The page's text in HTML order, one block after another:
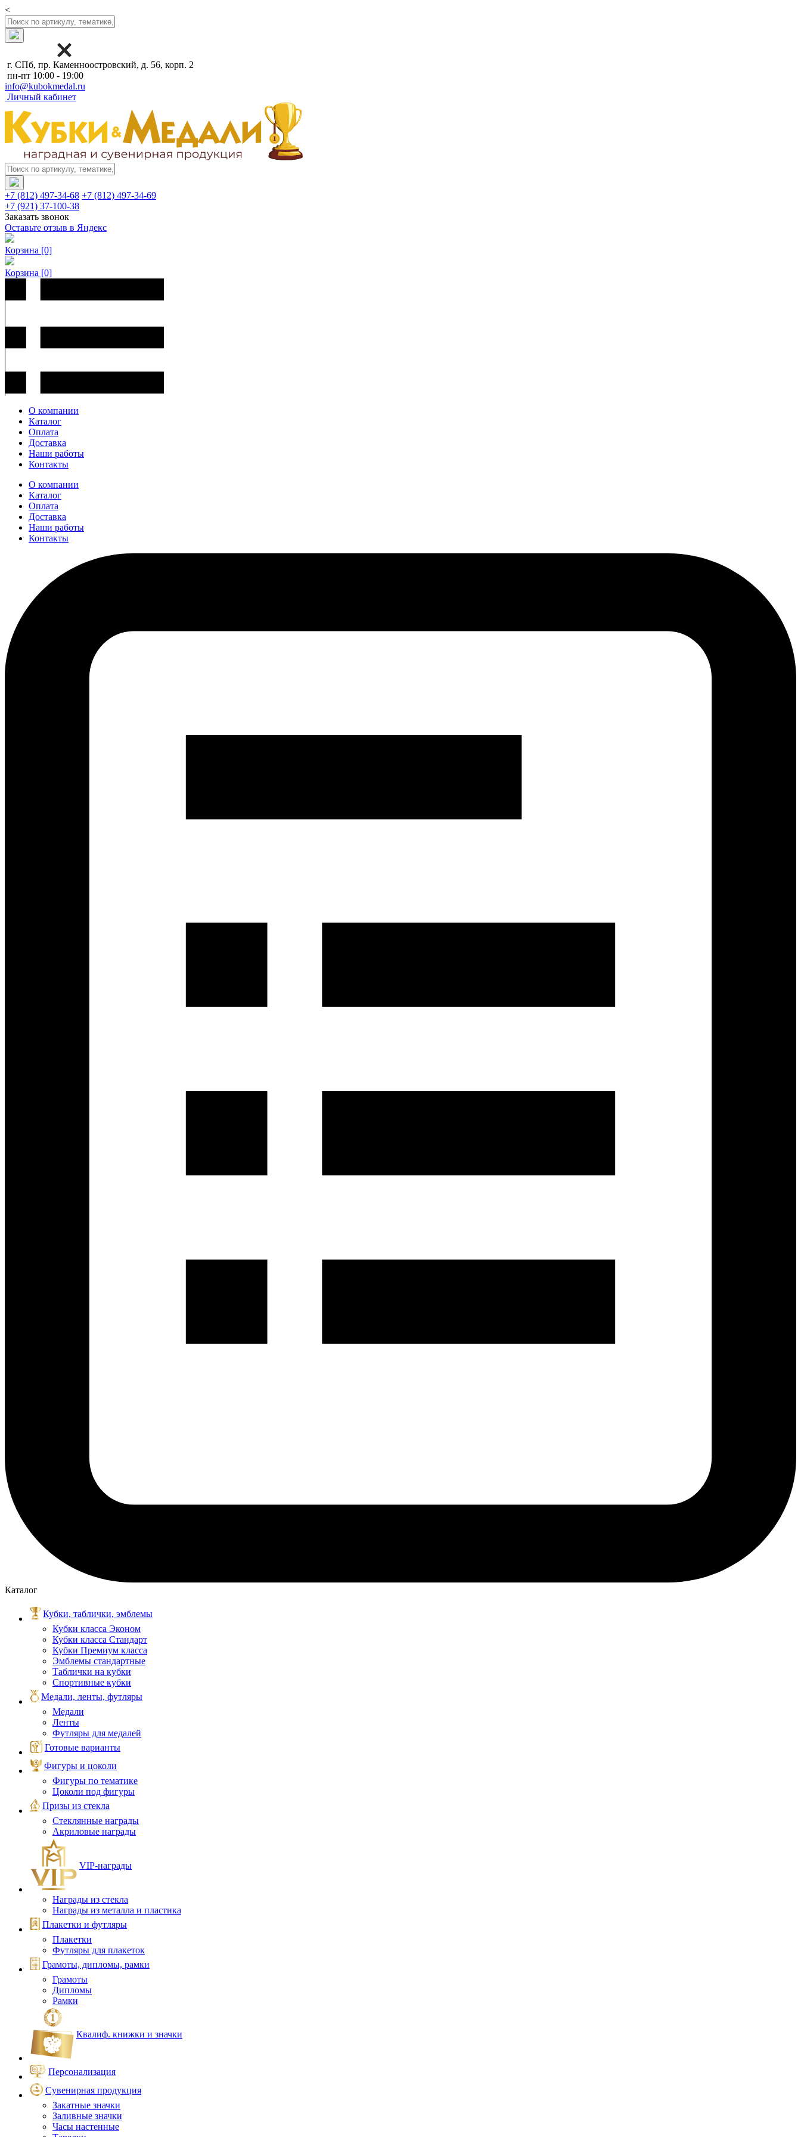
<
г. СПб, пр. Каменноостровский, д. 56, корп. 2
пн-пт 10:00 - 19:00
info@kubokmedal.ru
Личный кабинет
+7 (812) 497-34-68 +7 (812) 497-34-69
+7 (921) 37-100-38
Заказать звонок
Оставьте отзыв в Яндекс
Корзина [0]
Корзина [0]
О компании
Каталог
Оплата
Доставка
Наши работы
Контакты
О компании
Каталог
Оплата
Доставка
Наши работы
Контакты
Каталог
Кубки, таблички, эмблемы
Кубки класса Эконом
Кубки класса Стандарт
Кубки Премиум класса
Эмблемы стандартные
Таблички на кубки
Спортивные кубки
Медали, ленты, футляры
Медали
Ленты
Футляры для медалей
Готовые варианты
Фигуры и цоколи
Фигуры по тематике
Цоколи под фигуры
Призы из стекла
Стеклянные награды
Акриловые награды
VIP‑награды
Награды из стекла
Награды из металла и пластика
Плакетки и футляры
Плакетки
Футляры для плакеток
Грамоты, дипломы, рамки
Грамоты
Дипломы
Рамки
Квалиф. книжки и значки
Персонализация
Сувенирная продукция
Закатные значки
Заливные значки
Часы настенные